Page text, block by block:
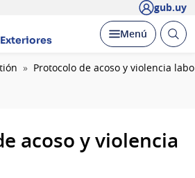
gub.uy
Desplegar
Menú Abrir
Protocolo de acoso y violencia
acoso y violencia